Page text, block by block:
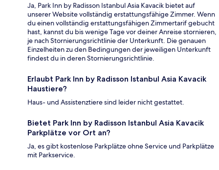
Ja, Park Inn by Radisson Istanbul Asia Kavacik bietet auf
unserer Website vollständig erstattungsfähige Zimmer. Wenn
du einen vollständig erstattungsfähigen Zimmertarif gebucht
hast, kannst du bis wenige Tage vor deiner Anreise stornieren,
je nach Stornierungsrichtlinie der Unterkunft. Die genauen
Einzelheiten zu den Bedingungen der jeweiligen Unterkunft
findest du in deren Stornierungsrichtlinie.
Erlaubt Park Inn by Radisson Istanbul Asia Kavacik
Haustiere?
Haus- und Assistenztiere sind leider nicht gestattet.
Bietet Park Inn by Radisson Istanbul Asia Kavacik
Parkplätze vor Ort an?
Ja, es gibt kostenlose Parkplätze ohne Service und Parkplätze
mit Parkservice.